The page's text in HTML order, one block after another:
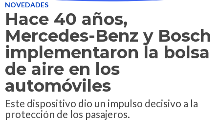
NOVEDADES
Hace 40 años,
Mercedes-Benz y Bosch
implementaron la bolsa
de aire en los
automóviles
Este dispositivo dio un impulso decisivo a la
protección de los pasajeros.